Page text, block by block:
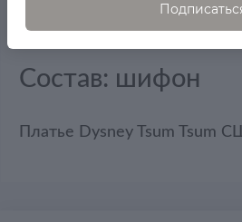
Производство:
Состав: шифон
Платье Dysney Tsum Tsum